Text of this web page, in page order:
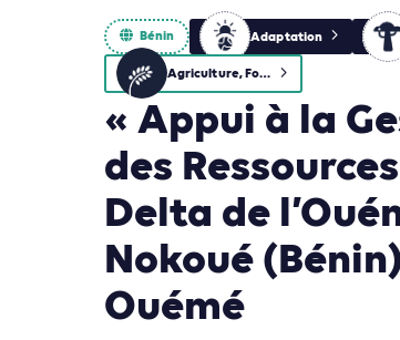
Bénin Adaptation
Agriculture, Foresterie et Usages des sols
« Appui à la
des
Delta de
Nokoué
Ouémé